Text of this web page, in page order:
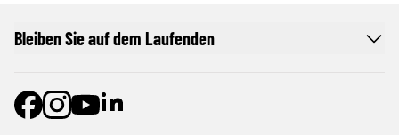
Bleiben Sie auf dem Laufenden